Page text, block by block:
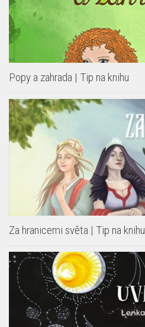
Popy a zahrada | Tip na knihu
Za hranicemi světa | Tip na knihu